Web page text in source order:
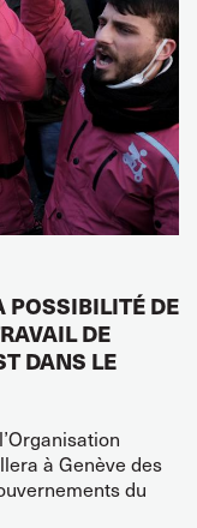
POSSIBILITÉ DE
DE
DANS LE
à Genève des
du